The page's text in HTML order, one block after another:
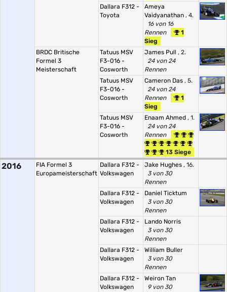
Dallara F312 -
Toyota
Ameya
Vaidyanathan , 4.
16 von 16
Rennen
1
Sieg
BRDC Britische
Formel 3
Meisterschaft
Tatuus MSV
F3-016 -
Cosworth
James Pull , 2.
24 von 24
Rennen
Tatuus MSV
F3-016 -
Cosworth
Cameron Das , 5.
24 von 24
Rennen
1
Sieg
Tatuus MSV
F3-016 -
Cosworth
Enaam Ahmed , 1.
24 von 24
Rennen
13 Siege
2016
FIA Formel 3
Europameisterschaft
Dallara F312 -
Volkswagen
Jake Hughes , 16.
3 von 30
Rennen
Dallara F312 -
Volkswagen
Daniel Ticktum
3 von 30
Rennen
Dallara F312 -
Volkswagen
Lando Norris
3 von 30
Rennen
Dallara F312 -
Volkswagen
William Buller
3 von 30
Rennen
Dallara F312 -
Volkswagen
Weiron Tan
9 von 30